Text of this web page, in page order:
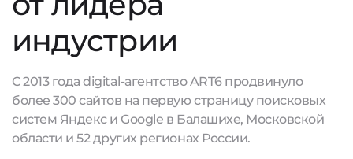
индустрии
С 2013 года digital-агентство ART6 продвинуло
более 300 сайтов на первую страницу поисковых
систем Яндекс и Google в Балашихе, Московской
области и 52 других регионах России.